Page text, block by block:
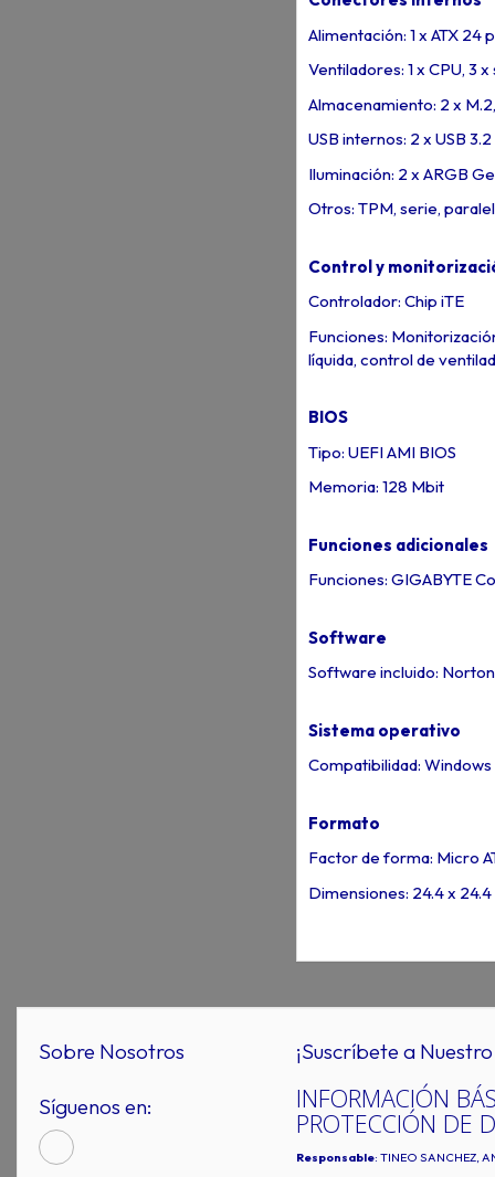
Alimentación: 1 x ATX 24
Ventiladores: 1 x CPU, 3
Almacenamiento: 2 x M.2,
USB internos: 2 x USB
Iluminación: 2 x ARGB
Otros: TPM, serie,
Control y
Controlador: Chip iTE
Funciones:
líquida, control de
BIOS
Tipo: UEFI AMI BIOS
Memoria: 128 Mbit
Funciones adicionales
Funciones: GIGABYTE
Software
Software incluido:
Sistema operativo
Compatibilidad: Windows
Formato
Factor de forma: Micro
Dimensiones: 24.4 x
Sobre Nosotros
Síguenos en:
¡Suscríbete a
INFORMACIÓN
PROTECCIÓN DE
Responsable: TINEO SANCHEZ,